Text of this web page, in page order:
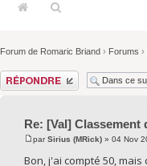
Forum de Romaric Briand › Forums ›
Répondre
Re: [Val] Classement
parSirius (MRick) » 04 Nov
Bon, j'ai compté 50,